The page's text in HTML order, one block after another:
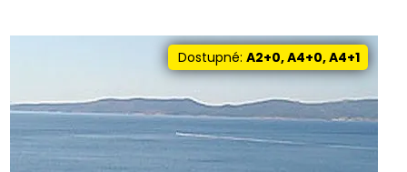
Dostupné: A2+0, A4+0, A4+1